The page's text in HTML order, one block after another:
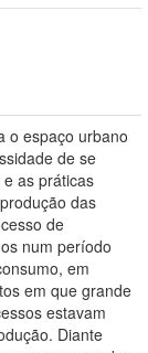
o espaço urbano
de se
as práticas
das
de
num período
em
em que grande
estavam
Diante